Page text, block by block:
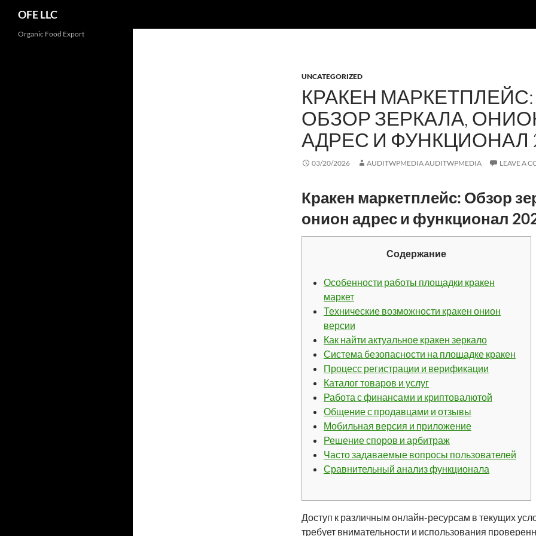
OFE LLC
UNCATEGORIZED
КРАКЕН МАРКЕТПЛЕЙС:
ОБЗОР ЗЕРКАЛА,
АДРЕС И ФУНКЦИОНАЛ
03/20/2026 AUDITWPMEDIA AUDITWPMEDIA LEAVE A
Кракен маркетплейс: Обзор
онион адрес и функционал
Содержание
Особенности работы площадки кракен
маркет
Технические возможности кракен онион
версии
Как найти актуальное кракен зеркало
Система безопасности на площадке кракен
Процесс регистрации и верификации
Каталог товаров и услуг
Работа с финансами и криптовалютой
Общение с продавцами и отзывы
Мобильная версия и приложение
Решение споров и арбитраж
Часто задаваемые вопросы пользователей
Сравнительный анализ функционала
Доступ к различным онлайн-ресурсам в текущих
требует внимательности и использования
Organic Food Export